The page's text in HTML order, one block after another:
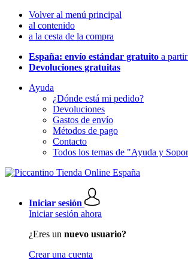
Volver al menú principal
al contenido
a la cesta de la compra
España: envío estándar gratuito a
Devoluciones gratuitas
Ayuda
¿Dónde está mi pedido?
Devoluciones
Gastos de envío
Métodos de pago
Contacto
Todos los temas de "Ayuda y
Iniciar sesión
Iniciar sesión ahora
¿Eres un nuevo usuario?
Crear una cuenta